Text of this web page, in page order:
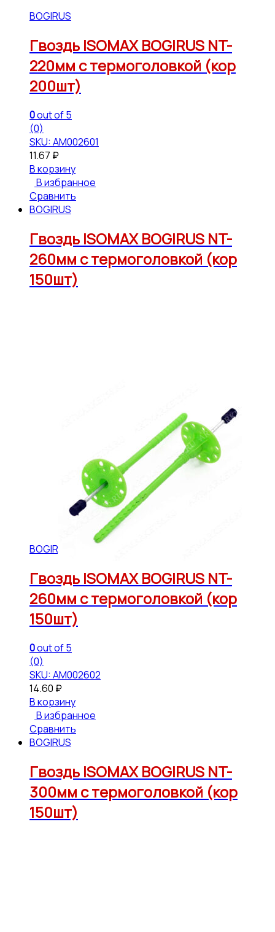
BOGIRUS
Гвоздь ISOMAX BOGIRUS NT-
220мм с термоголовкой (кор
200шт)
0out of 5
(0)
SKU: АМ002601
11.67 ₽
В корзину
В избранное
Сравнить
BOGIRUS
Гвоздь ISOMAX BOGIRUS NT-
260мм с термоголовкой (кор
150шт)
BOGIRUS
Гвоздь ISOMAX BOGIRUS NT-
260мм с термоголовкой (кор
150шт)
0out of 5
(0)
SKU: АМ002602
14.60 ₽
В корзину
В избранное
Сравнить
BOGIRUS
Гвоздь ISOMAX BOGIRUS NT-
300мм с термоголовкой (кор
150шт)